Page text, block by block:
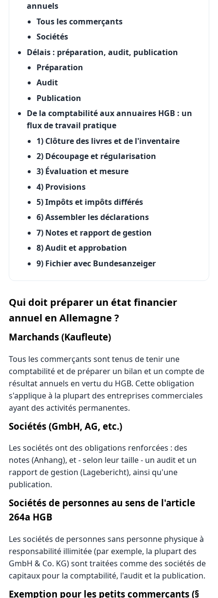
annuels
Tous les commerçants
Sociétés
Délais : préparation, audit, publication
Préparation
Audit
Publication
De la comptabilité aux annuaires HGB : un
flux de travail pratique
1) Clôture des livres et de l'inventaire
2) Découpage et régularisation
3) Évaluation et mesure
4) Provisions
5) Impôts et impôts différés
6) Assembler les déclarations
7) Notes et rapport de gestion
8) Audit et approbation
9) Fichier avec Bundesanzeiger
Qui doit préparer un état financier
annuel en Allemagne ?
Marchands (Kaufleute)
Tous les commerçants sont tenus de tenir une
comptabilité et de préparer un bilan et un compte de
résultat annuels en vertu du HGB. Cette obligation
s'applique à la plupart des entreprises commerciales
ayant des activités permanentes.
Sociétés (GmbH, AG, etc.)
Les sociétés ont des obligations renforcées : des
notes (Anhang), et - selon leur taille - un audit et un
rapport de gestion (Lagebericht), ainsi qu'une
publication.
Sociétés de personnes au sens de l'article
264a HGB
Les sociétés de personnes sans personne physique à
responsabilité illimitée (par exemple, la plupart des
GmbH & Co. KG) sont traitées comme des sociétés de
capitaux pour la comptabilité, l'audit et la publication.
Exemption pour les petits commerçants (§